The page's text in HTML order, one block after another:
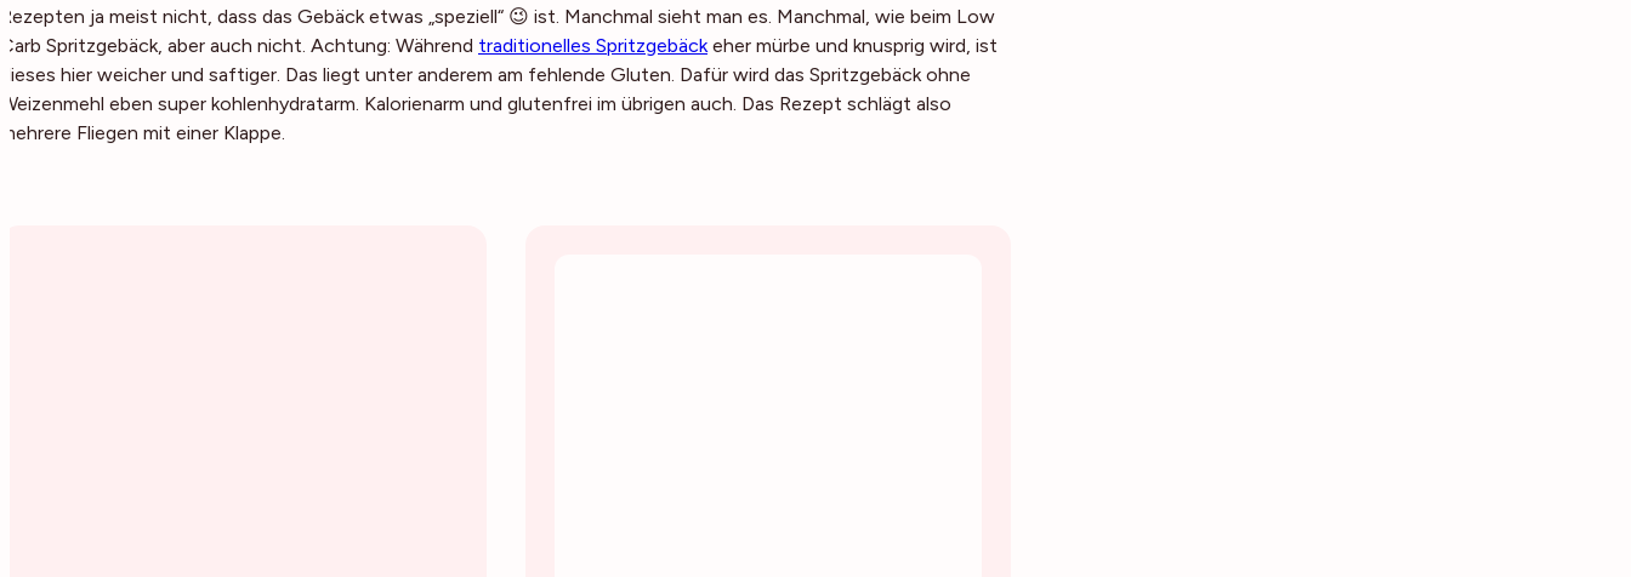
Rezepten ja meist nicht, dass das Gebäck etwas „speziell“ 😉 ist. Manchmal sieht man es. Manchmal, wie beim Low
Carb Spritzgebäck, aber auch nicht. Achtung: Während traditionelles Spritzgebäckeher mürbe und knusprig wird, ist
dieses hier weicher und saftiger. Das liegt unter anderem am fehlende Gluten. Dafür wird das Spritzgebäck ohne
Weizenmehl eben super kohlenhydratarm. Kalorienarm und glutenfrei im übrigen auch. Das Rezept schlägt also
mehrere Fliegen mit einer Klappe.